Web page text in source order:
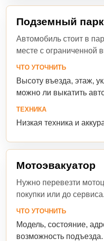
Подземный
Автомобиль стоит в
месте с ограниченной
ЧТО УТОЧНИТЬ
Высоту въезда, этаж,
можно ли выкатить
ТЕХНИКА
Низкая техника и
Мотоэвакуатор
Нужно перевезти
покупки или до сервиса.
ЧТО УТОЧНИТЬ
Модель, состояние,
возможность подъезда.